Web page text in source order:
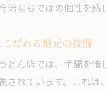
治ならではの個性を感
だわる地元の技術
どん店では、手間を惜
されています。これは